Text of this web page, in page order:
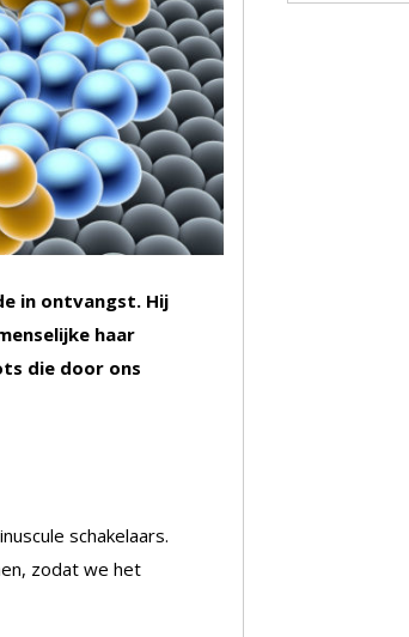
in ontvangst. Hij
haar
die door ons
schakelaars.
zodat we het